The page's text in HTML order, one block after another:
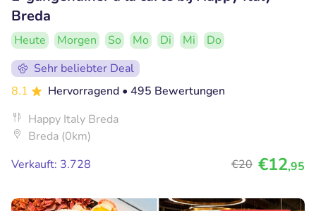
Breda
Heute Morgen So Mo Di Mi
Do
Sehr beliebter Deal
8.1
Hervorragend • 495 Bewertungen
Happy Italy Breda
Breda (0km)
Verkauft: 3.728
€20 €12,95